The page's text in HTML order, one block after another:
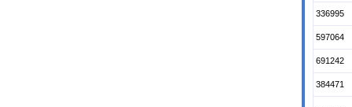
336995
597064
691242
384471